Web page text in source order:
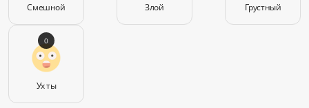
Смешной Злой Грустный
Ух ты
0